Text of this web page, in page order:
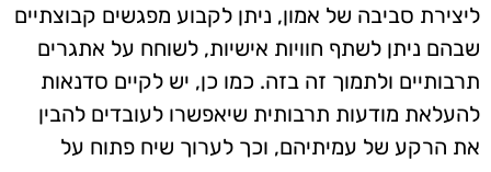
ליצירת סביבה של אמון, ניתן לקבוע מפגשים קבוצתיים
שבהם ניתן לשתף חוויות אישיות, לשוחח על אתגרים
תרבותיים ולתמוך זה בזה. כמו כן, יש לקיים סדנאות
להעלאת מודעות תרבותית שיאפשרו לעובדים להבין
את הרקע של עמיתיהם, וכך לערוך שיח פתוח על